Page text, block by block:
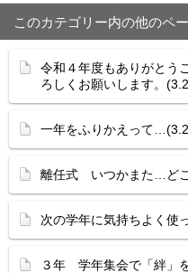
このカテゴリー内の他のペ
令和４年度もありがとう
ろしくお願いします。
一年をふりかえって
離任式 いつかまた…ど
次の学年に気持ちよく使
３年 学年集会で「絆」